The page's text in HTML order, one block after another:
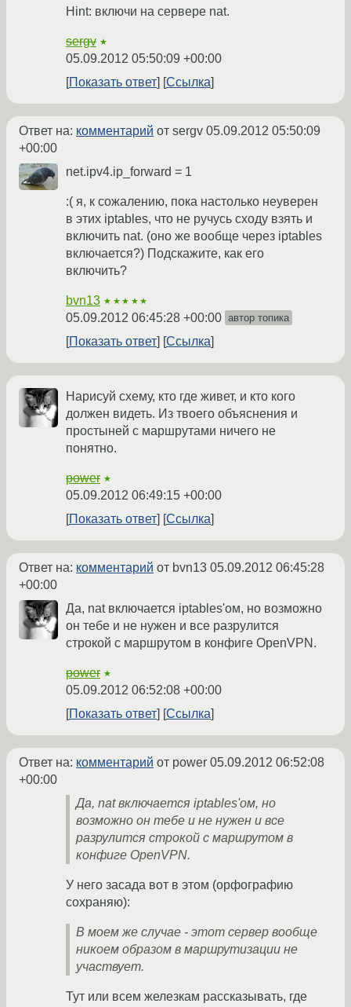
Hint: включи на сервере nat.
sergv ★
05.09.2012 05:50:09 +00:00
Показать ответ
Ссылка
Ответ на: комментарий от sergv 05.09.2012 05:50:09
+00:00
net.ipv4.ip_forward = 1
:( я, к сожалению, пока настолько неуверен
в этих iptables, что не ручусь сходу взять и
включить nat. (оно же вообще через iptables
включается?) Подскажите, как его
включить?
bvn13 ★★★★★
05.09.2012 06:45:28 +00:00 автор топика
Показать ответ Ссылка
Нарисуй схему, кто где живет, и кто кого
должен видеть. Из твоего объяснения и
простыней с маршрутами ничего не
понятно.
power ★
05.09.2012 06:49:15 +00:00
Показать ответ
Ссылка
Ответ на: комментарий от bvn13 05.09.2012 06:45:28
+00:00
Да, nat включается iptables'ом, но возможно
он тебе и не нужен и все разрулится
строкой с маршрутом в конфиге OpenVPN.
power ★
05.09.2012 06:52:08 +00:00
Показать ответ
Ссылка
Ответ на: комментарий от power 05.09.2012 06:52:08
+00:00
Да, nat включается iptables'ом, но
возможно он тебе и не нужен и все
разрулится строкой с маршрутом в
конфиге OpenVPN.
У него засада вот в этом (орфографию
сохраняю):
В моем же случае - этот сервер вообще
никоем образом в маршрутизации не
участвует.
Тут или всем железкам рассказывать, где